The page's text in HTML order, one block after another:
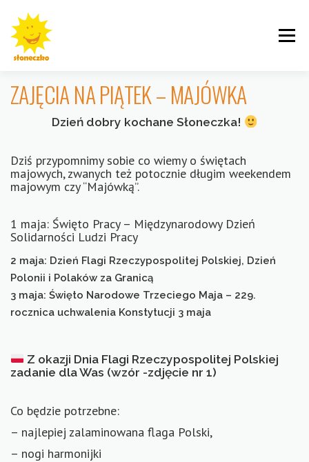
treści
Menu
KRZYWOUSTEGO AKTUALNOŚCI GALERIE
KONTAKT
ZAJĘCIA NA PIĄTEK – MAJÓWKA
Dzień dobry kochane Słoneczka!
Dziś przypomnimy sobie co wiemy o świętach
majowych, zwanych też potocznie długim weekendem
majowym czy “Majówką”.
1 maja: Święto Pracy – Międzynarodowy Dzień
Solidarności Ludzi Pracy
2 maja: Dzień Flagi Rzeczypospolitej Polskiej, Dzień
Polonii i Polaków za Granicą
3 maja: Święto Narodowe Trzeciego Maja – 229.
rocznica uchwalenia Konstytucji 3 maja
Z okazji Dnia Flagi Rzeczypospolitej Polskiej
zadanie dla Was (wzór -zdjęcie nr 1)
Co będzie potrzebne:
– najlepiej zalaminowana flaga Polski,
– nogi harmonijki